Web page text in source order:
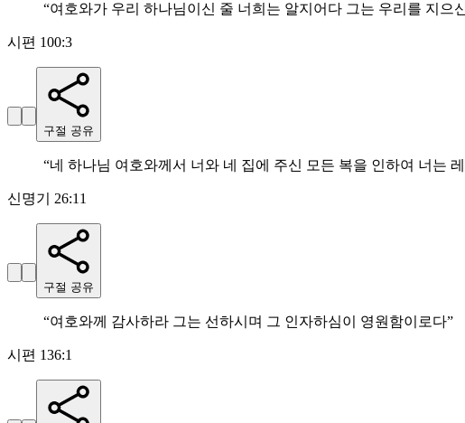
“여호와가 우리 하나님이신 줄 너희는 알지어다 그는 우리를 지
시편 100:3
구절 공유
“네 하나님 여호와께서 너와 네 집에 주신 모든 복을 인하여 너는
신명기 26:11
구절 공유
“여호와께 감사하라 그는 선하시며 그 인자하심이 영원함이로다”
시편 136:1